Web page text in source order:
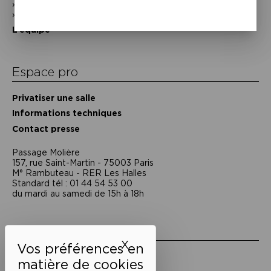
XMasquer le bandeau des
L’équipe
Espace pro
Privatiser une salle
Informations techniques
Contact presse
Passage Moliėre
157, rue Saint-Martin - 75003 Paris
M° Rambuteau - RER Les Halles
Standard tél : 01 44 54 53 00
du mardi au samedi de 15h à 18h
Mentions légales
Politique de confidentialité